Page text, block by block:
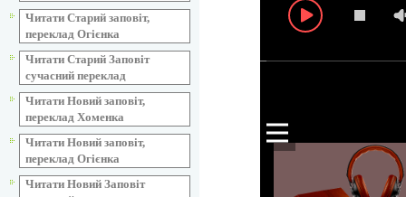
Читати Старий заповіт,
переклад Огієнка
Читати Старий Заповіт
сучасний переклад
Читати Новий заповіт,
переклад Хоменка
Читати Новий заповіт,
переклад Огієнка
Читати Новий Заповіт